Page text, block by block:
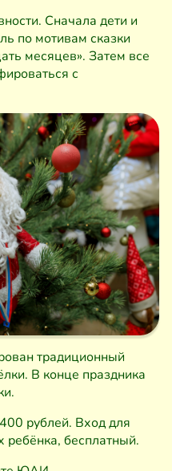
Сначала дети и
по мотивам сказки
месяцев». Затем все
с
традиционный
В конце праздника
рублей. Вход для
бесплатный.